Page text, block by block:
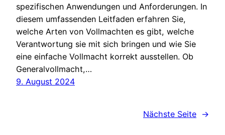
spezifischen Anwendungen und Anforderungen. In
diesem umfassenden Leitfaden erfahren Sie,
welche Arten von Vollmachten es gibt, welche
Verantwortung sie mit sich bringen und wie Sie
eine einfache Vollmacht korrekt ausstellen. Ob
Generalvollmacht,…
9. August 2024
Nächste Seite →